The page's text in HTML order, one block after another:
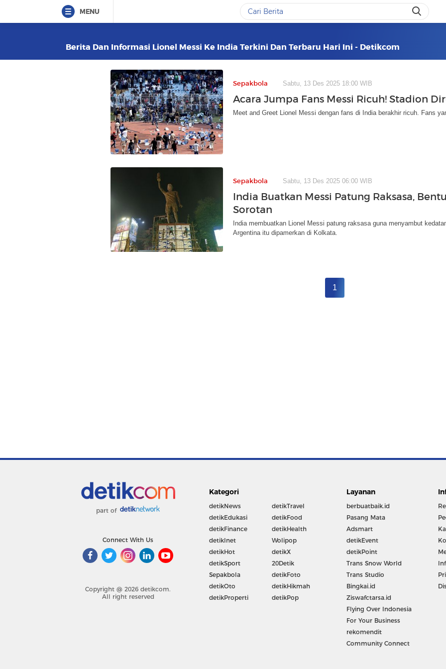
MENU
Berita Dan Informasi Lionel Messi Ke India Terkini Dan Terbaru Hari Ini - Detikcom
Sepakbola Sabtu, 13 Des 2025 18:00 WIB
Acara Jumpa Fans Messi Ricuh! Stadion
Meet and Greet Lionel Messi dengan fans di India berakhir ricuh. Fans
Sepakbola Sabtu, 13 Des 2025 06:00 WIB
India Buatkan Messi Patung Raksasa,
Sorotan
India membuatkan Lionel Messi patung raksasa guna menyambut
Argentina itu dipamerkan di Kolkata.
1
part of
Connect With Us
Copyright @ 2026 detikcom.
All right reserved
Kategori
detikNews
detikEdukasi
detikFinance
detikInet
detikHot
detikSport
Sepakbola
detikOto
detikProperti
detikTravel
detikFood
detikHealth
Wolipop
detikX
20Detik
detikFoto
detikHikmah
detikPop
Layanan
berbuatbaik.id
Pasang Mata
Adsmart
detikEvent
detikPoint
Trans Snow World
Trans Studio
Bingkai.id
Ziswafctarsa.id
Flying Over Indonesia
For Your Business
rekomendit
Community Connect